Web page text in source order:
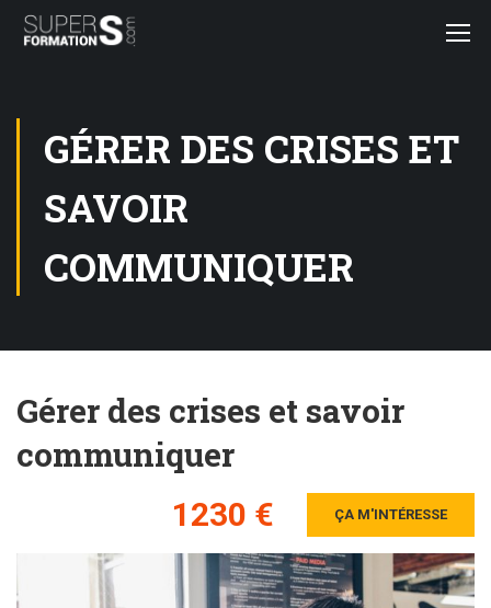
GÉRER DES CRISES ET
SAVOIR
COMMUNIQUER
Gérer des crises et savoir
communiquer
1230 € ÇA M'INTÉRESSE